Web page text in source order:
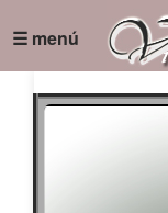
☰ menú